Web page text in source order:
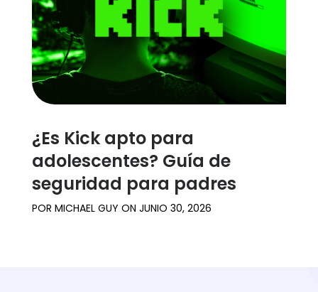
¿Es Kick apto para
adolescentes? Guía de
seguridad para padres
POR MICHAEL GUY ON JUNIO 30, 2026